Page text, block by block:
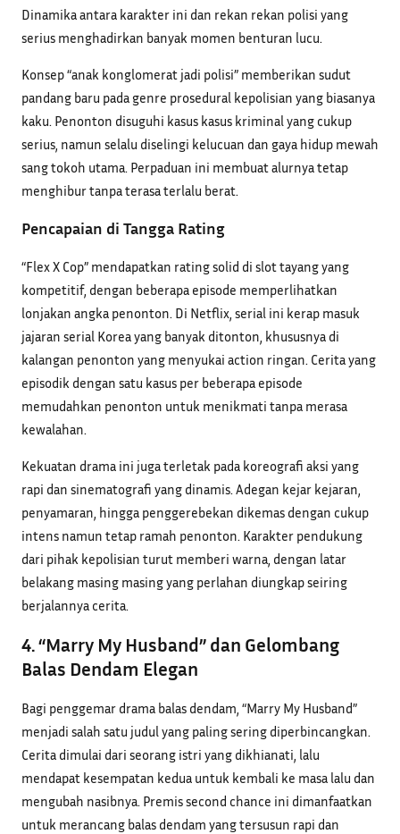
Dinamika antara karakter ini dan rekan rekan polisi yang
serius menghadirkan banyak momen benturan lucu.
Konsep “anak konglomerat jadi polisi” memberikan sudut
pandang baru pada genre prosedural kepolisian yang biasanya
kaku. Penonton disuguhi kasus kasus kriminal yang cukup
serius, namun selalu diselingi kelucuan dan gaya hidup mewah
sang tokoh utama. Perpaduan ini membuat alurnya tetap
menghibur tanpa terasa terlalu berat.
Pencapaian di Tangga Rating
“Flex X Cop” mendapatkan rating solid di slot tayang yang
kompetitif, dengan beberapa episode memperlihatkan
lonjakan angka penonton. Di Netflix, serial ini kerap masuk
jajaran serial Korea yang banyak ditonton, khususnya di
kalangan penonton yang menyukai action ringan. Cerita yang
episodik dengan satu kasus per beberapa episode
memudahkan penonton untuk menikmati tanpa merasa
kewalahan.
Kekuatan drama ini juga terletak pada koreografi aksi yang
rapi dan sinematografi yang dinamis. Adegan kejar kejaran,
penyamaran, hingga penggerebekan dikemas dengan cukup
intens namun tetap ramah penonton. Karakter pendukung
dari pihak kepolisian turut memberi warna, dengan latar
belakang masing masing yang perlahan diungkap seiring
berjalannya cerita.
4. “Marry My Husband” dan Gelombang
Balas Dendam Elegan
Bagi penggemar drama balas dendam, “Marry My Husband”
menjadi salah satu judul yang paling sering diperbincangkan.
Cerita dimulai dari seorang istri yang dikhianati, lalu
mendapat kesempatan kedua untuk kembali ke masa lalu dan
mengubah nasibnya. Premis second chance ini dimanfaatkan
untuk merancang balas dendam yang tersusun rapi dan